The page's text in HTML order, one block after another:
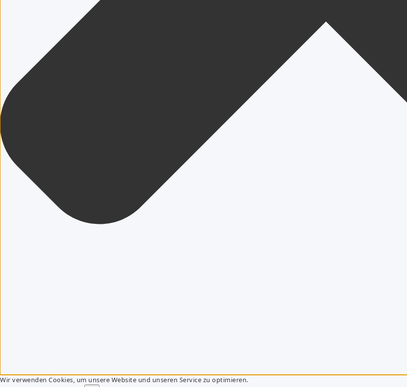
Wir verwenden Cookies, um unsere Website und unseren Service zu optimieren.